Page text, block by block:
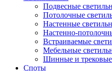
Подвесные
Потолочные
Настенные
Настенно-
Встраиваемые
Мебельные
Шинные и трековые
Споты